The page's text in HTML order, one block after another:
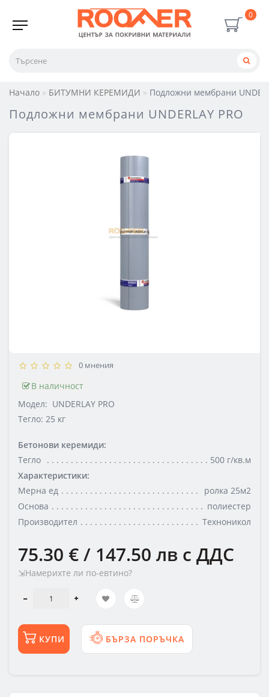
0
Начало БИТУМНИ КЕРЕМИДИ Подложни мембрани
Подложни мембрани UNDERLAY PRO
0 мнения
В наличност
Модел: UNDERLAY PRO
Тегло: 25 кг
Бетонови керемиди:
Тегло
500 г/кв.м
Характеристики:
Мерна ед
ролка 25м2
Основа
полиестер
Производител
Техноникол
75.30 € / 147.50 лв с ДДС
⇲Намерихте ли по-евтино?
КУПИ БЪРЗА ПОРЪЧКА